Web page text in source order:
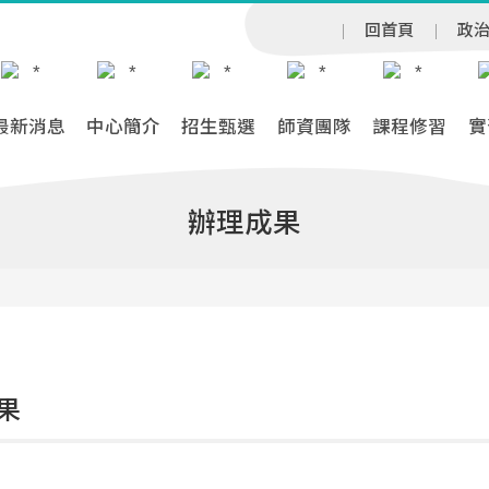
回首頁 政
新消息 中心簡介 招生甄選 師資團隊 課程修習
辦理成果